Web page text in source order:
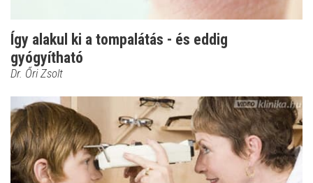
Így alakul ki a tompalátás - és eddig
gyógyítható
Dr. Őri Zsolt